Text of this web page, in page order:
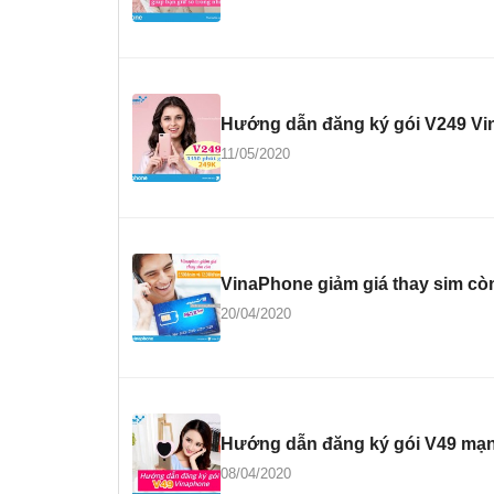
Hướng dẫn đăng ký gói V249
11/05/2020
VinaPhone giảm giá thay sim
20/04/2020
Hướng dẫn đăng ký gói V49
08/04/2020